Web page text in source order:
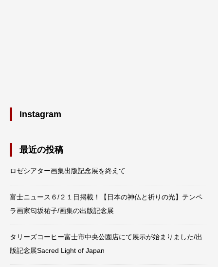
Instagram
最近の投稿
ロゼシアター画集出版記念展を終えて
富士ニュース６/２１日掲載！【日本の神仏と祈りの光】テンペ
ラ画家匂坂祐子/画集の出版記念展
タリーズコーヒー富士市中央公園店にて展示が始まりました/出
版記念展Sacred Light of Japan